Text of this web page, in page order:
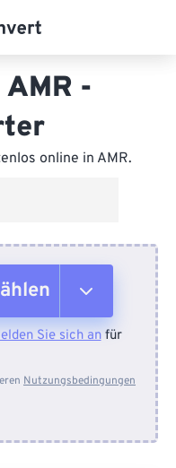
-
online in AMR.
Sie sich anfür
Nutzungsbedingungen